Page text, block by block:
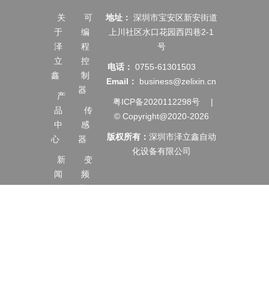
关
于
泽
立
鑫
产
品
中
心
新
闻
可
编
程
控
制
器
传
感
器
变
频
地址： 深圳市宝安区新安街道
上川社区水口花园西四巷2-1
号
电话： 0755-61301503
Email：
business@zelixin.cn
粤ICP备2020112298号
|
© Copyright@2020-2026
版权所有： 深圳市泽立鑫自动
化设备有限公司